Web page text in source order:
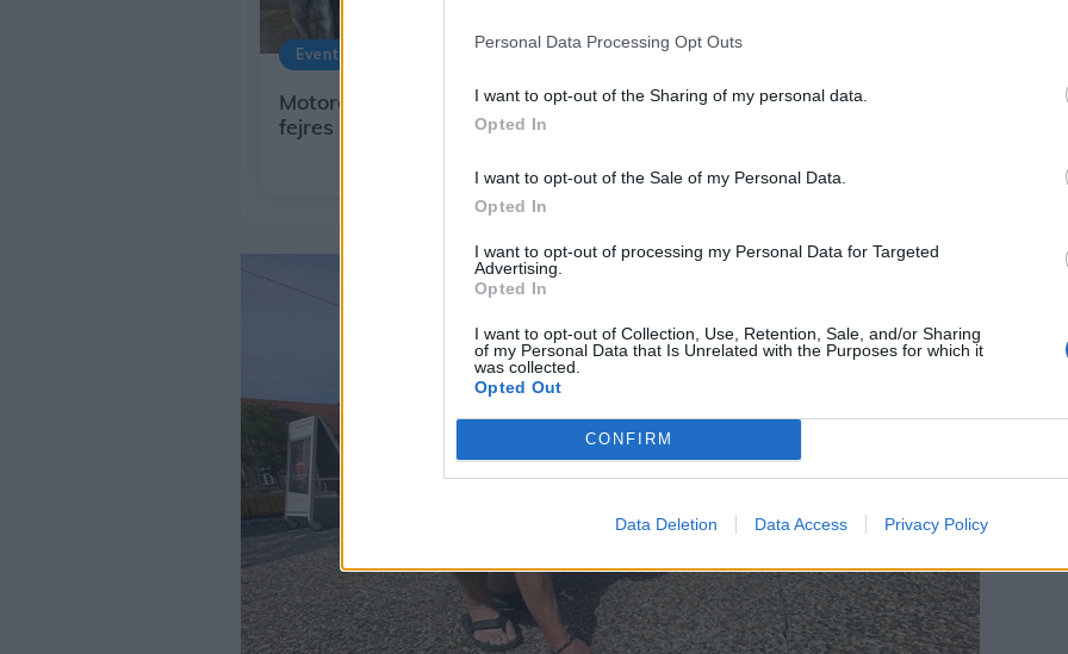
Personal Data Processing Opt Outs
I want to opt-out of the Sharing of my personal data.
Opted In
I want to opt-out of the Sale of my Personal Data.
Opted In
I want to opt-out of processing my Personal Data for Targeted
Advertising.
Opted In
I want to opt-out of Collection, Use, Retention, Sale, and/or Sharing
of my Personal Data that Is Unrelated with the Purposes for which it
was collected.
Opted Out
CONFIRM
Data Deletion Data Access Privacy Policy
Events
Motorcykelklub fylder rundt – det skal
fejres
Efter 38 år er det slut: Vebbestrup